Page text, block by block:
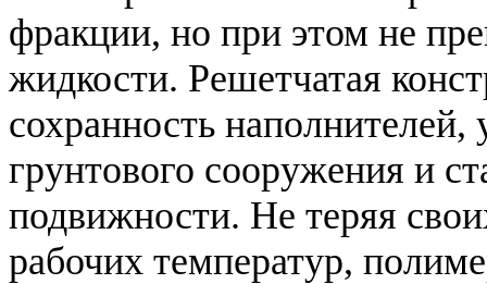
фракции, но при этом не
жидкости. Решетчатая
сохранность
грунтового сооружения и
подвижности. Не теряя
рабочих температур,